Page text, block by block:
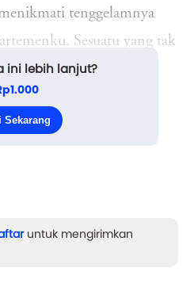
tenggelamnya
Sesuatu yang tak
Karena tuntutan
waktu dan kehidupan.
semua orang men...
ini lebih lanjut?
Sekarang
untuk mengirimkan